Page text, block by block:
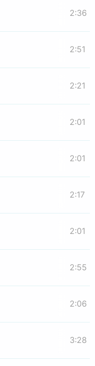
2:36
2:51
2:21
2:01
2:01
2:17
2:01
2:55
2:06
3:28